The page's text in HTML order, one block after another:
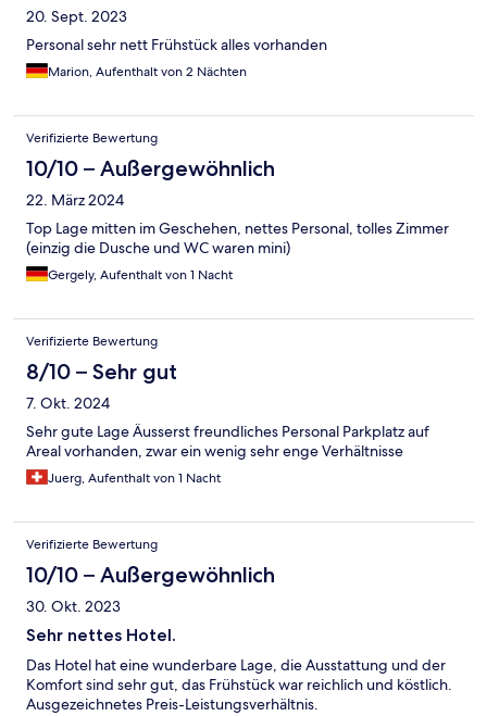
20. Sept. 2023
Personal sehr nett Frühstück alles vorhanden
Marion, Aufenthalt von 2 Nächten
Verifizierte Bewertung
10/10 – Außergewöhnlich
22. März 2024
Top Lage mitten im Geschehen, nettes Personal, tolles Zimmer
(einzig die Dusche und WC waren mini)
Gergely, Aufenthalt von 1 Nacht
Verifizierte Bewertung
8/10 – Sehr gut
7. Okt. 2024
Sehr gute Lage Äusserst freundliches Personal Parkplatz auf
Areal vorhanden, zwar ein wenig sehr enge Verhältnisse
Juerg, Aufenthalt von 1 Nacht
Verifizierte Bewertung
10/10 – Außergewöhnlich
30. Okt. 2023
Sehr nettes Hotel.
Das Hotel hat eine wunderbare Lage, die Ausstattung und der
Komfort sind sehr gut, das Frühstück war reichlich und köstlich.
Ausgezeichnetes Preis-Leistungsverhältnis.